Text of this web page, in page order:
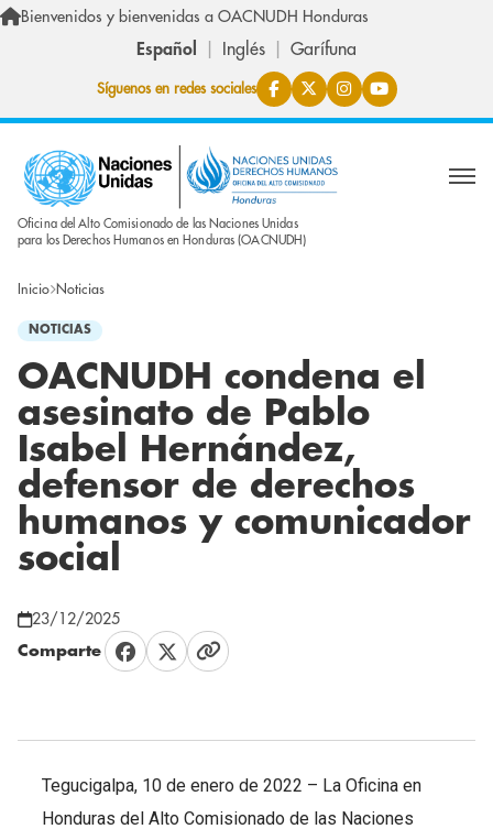
Pasar al contenido principal
Bienvenidos y bienvenidas a OACNUDH Honduras
Español Inglés Garífuna
Síguenos en redes sociales
Oficina del Alto Comisionado de las Naciones Unidas
para los Derechos Humanos en Honduras (OACNUDH)
Inicio Noticias
NOTICIAS
OACNUDH condena el
asesinato de Pablo
Isabel Hernández,
defensor de derechos
humanos y comunicador
social
23/12/2025
Comparte
Tegucigalpa, 10 de enero de 2022 – La Oficina en
Honduras del Alto Comisionado de las Naciones